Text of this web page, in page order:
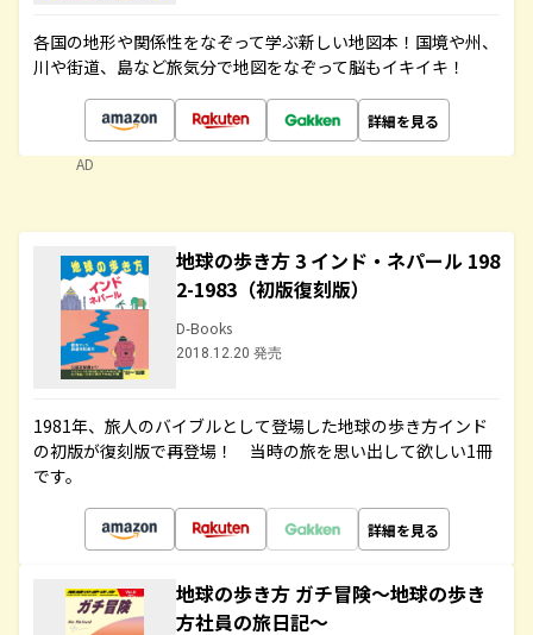
各国の地形や関係性をなぞって学ぶ新しい地図本！国境や州、
川や街道、島など旅気分で地図をなぞって脳もイキイキ！
詳細を見る
AD
地球の歩き方 3 インド・ネパール 198
2-1983（初版復刻版）
D-Books
2018.12.20 発売
1981年、旅人のバイブルとして登場した地球の歩き方インド
の初版が復刻版で再登場！ 当時の旅を思い出して欲しい1冊
です。
詳細を見る
地球の歩き方 ガチ冒険～地球の歩き
方社員の旅日記～